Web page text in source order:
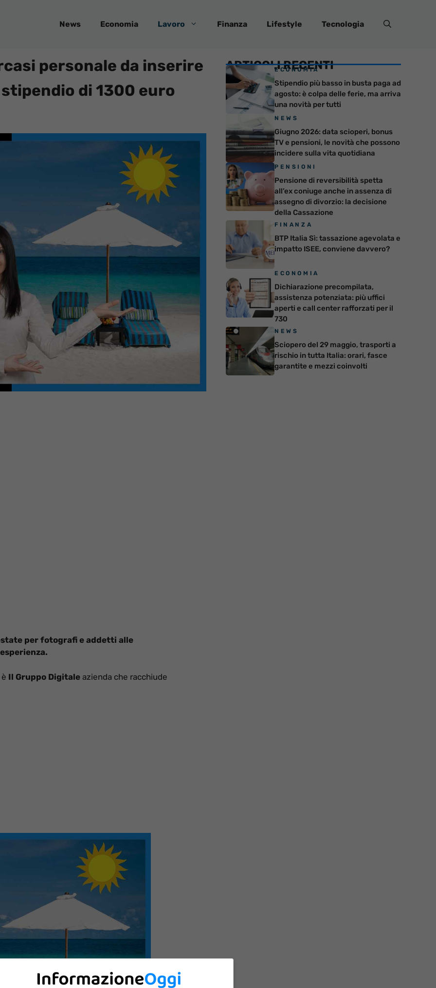
News Economia Lavoro Finanza Lifestyle Tecnologia
personale da inserire
di 1300 euro
per fotografi e addetti alle
Il Gruppo Digitale azienda che racchiude
ARTICOLI RECENTI
ECONOMIA
Stipendio più basso in busta paga ad
agosto: è colpa delle ferie, ma arriva
una novità per tutti
NEWS
Giugno 2026: data scioperi, bonus
TV e pensioni, le novità che possono
incidere sulla vita quotidiana
PENSIONI
Pensione di reversibilità spetta
all’ex coniuge anche in assenza di
assegno di divorzio: la decisione
della Cassazione
FINANZA
BTP Italia Sì: tassazione agevolata e
impatto ISEE, conviene davvero?
ECONOMIA
Dichiarazione precompilata,
assistenza potenziata: più uffici
aperti e call center rafforzati per il
730
NEWS
Sciopero del 29 maggio, trasporti a
rischio in tutta Italia: orari, fasce
garantite e mezzi coinvolti